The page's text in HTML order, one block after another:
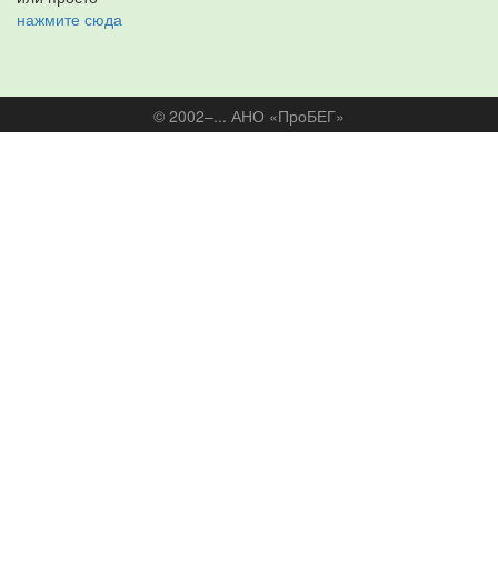
нажмите сюда
© 2002–... АНО «ПроБЕГ»